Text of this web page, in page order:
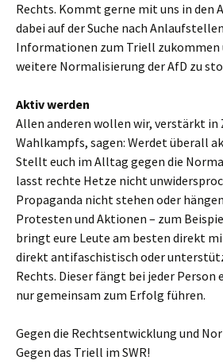
Rechts. Kommt gerne mit uns in den
dabei auf der Suche nach
Informationen zum Triell zukommen
weitere Normalisierung der AfD zu
Aktiv werden
Allen anderen wollen wir, verstärkt in
Wahlkampfs, sagen: Werdet überall
Stellt euch im Alltag gegen die
lasst rechte Hetze nicht
Propaganda nicht stehen oder
Protesten und Aktionen – zum
bringt eure Leute am besten direkt
direkt antifaschistisch oder
Rechts. Dieser fängt bei jeder Person
nur gemeinsam zum Erfolg führen.
Gegen die Rechtsentwicklung und
Gegen das Triell im SWR!